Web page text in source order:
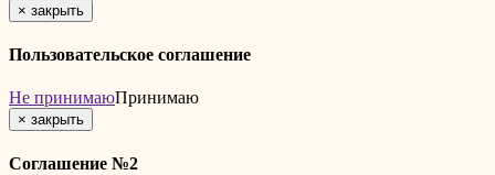
× закрыть
Пользовательское соглашение
Не принимаюПринимаю
× закрыть
Соглашение №2